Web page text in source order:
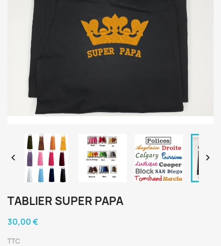
 
TABLIER SUPER PAPA
30,00 €
TTC